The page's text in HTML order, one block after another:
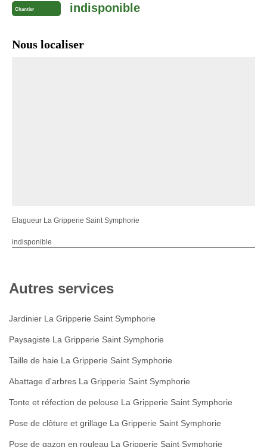
Chantier indisponible
Nous localiser
Elagueur La Gripperie Saint Symphorie
indisponible
Autres services
Jardinier La Gripperie Saint Symphorie
Paysagiste La Gripperie Saint Symphorie
Taille de haie La Gripperie Saint Symphorie
Abattage d'arbres La Gripperie Saint Symphorie
Tonte et réfection de pelouse La Gripperie Saint Symphorie
Pose de clôture et grillage La Gripperie Saint Symphorie
Pose de gazon en rouleau La Gripperie Saint Symphorie